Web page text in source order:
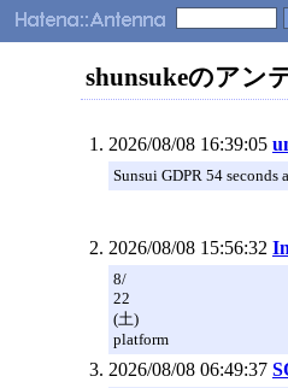
shunsukeのアン
2026/08/08 16:39:05
Sunsui GDPR 54 seconds
2026/08/08 15:56:32
8/
22
(土)
platform
2026/08/08 06:49:37